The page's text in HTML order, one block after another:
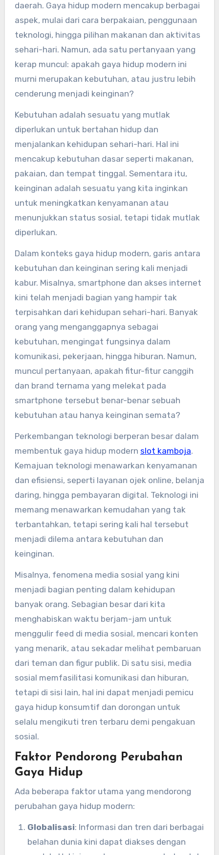
daerah. Gaya hidup modern mencakup berbagai
aspek, mulai dari cara berpakaian, penggunaan
teknologi, hingga pilihan makanan dan aktivitas
sehari-hari. Namun, ada satu pertanyaan yang
kerap muncul: apakah gaya hidup modern ini
murni merupakan kebutuhan, atau justru lebih
cenderung menjadi keinginan?
Kebutuhan adalah sesuatu yang mutlak
diperlukan untuk bertahan hidup dan
menjalankan kehidupan sehari-hari. Hal ini
mencakup kebutuhan dasar seperti makanan,
pakaian, dan tempat tinggal. Sementara itu,
keinginan adalah sesuatu yang kita inginkan
untuk meningkatkan kenyamanan atau
menunjukkan status sosial, tetapi tidak mutlak
diperlukan.
Dalam konteks gaya hidup modern, garis antara
kebutuhan dan keinginan sering kali menjadi
kabur. Misalnya, smartphone dan akses internet
kini telah menjadi bagian yang hampir tak
terpisahkan dari kehidupan sehari-hari. Banyak
orang yang menganggapnya sebagai
kebutuhan, mengingat fungsinya dalam
komunikasi, pekerjaan, hingga hiburan. Namun,
muncul pertanyaan, apakah fitur-fitur canggih
dan brand ternama yang melekat pada
smartphone tersebut benar-benar sebuah
kebutuhan atau hanya keinginan semata?
Perkembangan teknologi berperan besar dalam
membentuk gaya hidup modern slot kamboja.
Kemajuan teknologi menawarkan kenyamanan
dan efisiensi, seperti layanan ojek online, belanja
daring, hingga pembayaran digital. Teknologi ini
memang menawarkan kemudahan yang tak
terbantahkan, tetapi sering kali hal tersebut
menjadi dilema antara kebutuhan dan
keinginan.
Misalnya, fenomena media sosial yang kini
menjadi bagian penting dalam kehidupan
banyak orang. Sebagian besar dari kita
menghabiskan waktu berjam-jam untuk
menggulir feed di media sosial, mencari konten
yang menarik, atau sekadar melihat pembaruan
dari teman dan figur publik. Di satu sisi, media
sosial memfasilitasi komunikasi dan hiburan,
tetapi di sisi lain, hal ini dapat menjadi pemicu
gaya hidup konsumtif dan dorongan untuk
selalu mengikuti tren terbaru demi pengakuan
sosial.
Faktor Pendorong Perubahan
Gaya Hidup
Ada beberapa faktor utama yang mendorong
perubahan gaya hidup modern:
Globalisasi: Informasi dan tren dari berbagai
belahan dunia kini dapat diakses dengan